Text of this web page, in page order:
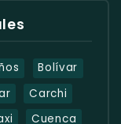
Bolívar
Carchi
Cuenca